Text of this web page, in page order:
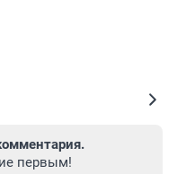
первым!